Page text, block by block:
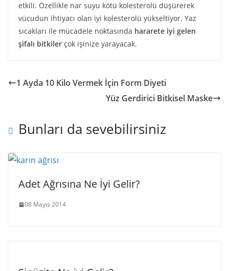
etkili. Özellikle nar suyu kötü kolesterolü düşürerek
vücudun ihtiyacı olan iyi kolesterolü yükseltiyor. Yaz
sıcakları ile mücadele noktasında hararete iyi gelen
şifalı bitkiler çok işinize yarayacak.
1 Ayda 10 Kilo Vermek İçin Form Diyeti
Yüz Gerdirici Bitkisel Maske
Bunları da sevebilirsiniz
Adet Ağrısına Ne İyi Gelir?
08 Mayıs 2014